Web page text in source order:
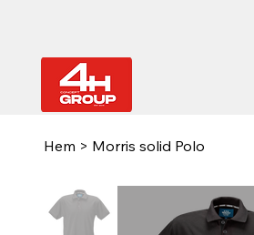
Hem > Morris solid Polo